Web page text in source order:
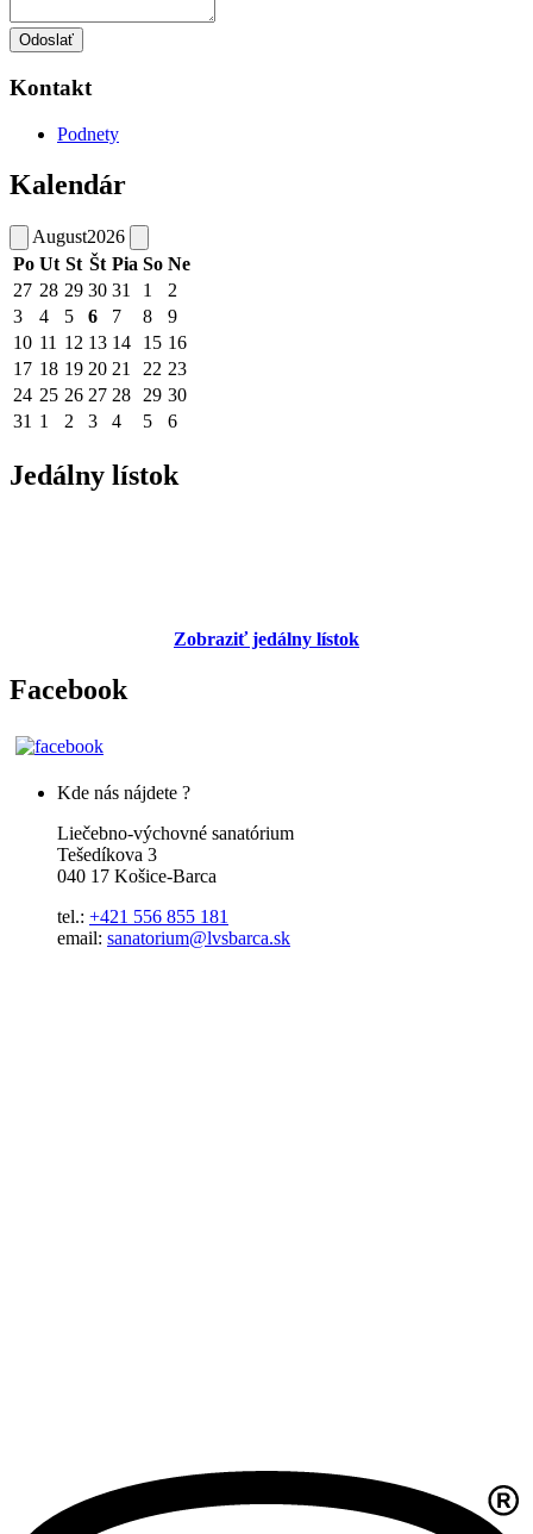
Odoslať
Kontakt
Podnety
Kalendár
August2026
Po Ut St Št Pia So Ne
27 28 29 30 31 1
2
3
4 5 6 7 8
9
10 11 12 13 14 15 16
17 18 19 20 21 22 23
24 25 26 27 28 29 30
31 1 2 3 4 5 6
Jedálny lístok
Zobraziť jedálny lístok
Facebook
Kde nás nájdete ?
Liečebno-výchovné sanatórium
Tešedíkova 3
040 17 Košice-Barca
tel.: +421 556 855 181
email: sanatorium@lvsbarca.sk